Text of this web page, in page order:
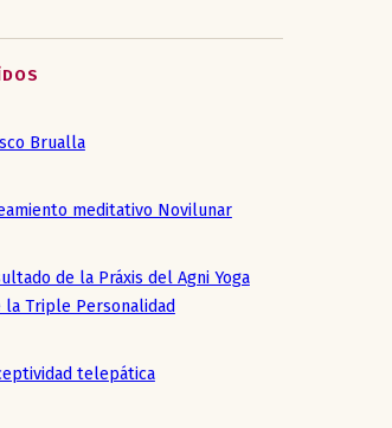
Brualla
meditativo Novilunar
de la Práxis del Agni Yoga
la Triple Personalidad
telepática